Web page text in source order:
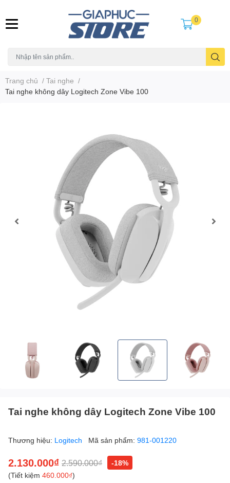
0
Trang chủ / Tai nghe /
Tai nghe không dây Logitech Zone Vibe 100
Tai nghe không dây Logitech Zone Vibe 100
Thương hiệu: Logitech Mã sản phẩm: 981-001220
2.130.000₫ 2.590.000₫
-18%
(Tiết kiệm 460.000₫)